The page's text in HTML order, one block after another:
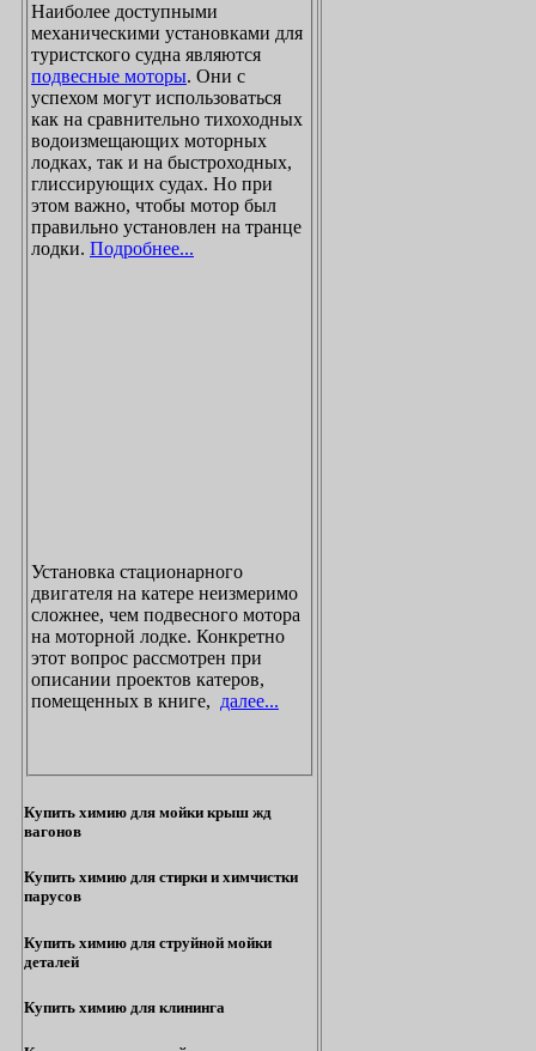
Наиболее доступными
механическими установками для
туристского судна являются
подвесные моторы. Они с
успехом могут использоваться
как на сравнительно тихоходных
водоизмещающих моторных
лодках, так и на быстроходных,
глиссирующих судах. Но при
этом важно, чтобы мотор был
правильно установлен на транце
лодки. Подробнее...
Установка стационарного
двигателя на катере неизмеримо
сложнее, чем подвесного мотора
на моторной лодке. Конкретно
этот вопрос рассмотрен при
описании проектов катеров,
помещенных в книге, далее...
Купить химию для мойки крыш жд
вагонов
Купить химию для стирки и химчистки
парусов
Купить химию для струйной мойки
деталей
Купить химию для клининга